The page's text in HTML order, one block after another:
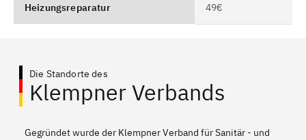
Heizungsreparatur 49€
Die Standorte des
Klempner Verbands
Gegründet wurde der Klempner Verband für Sanitär - und